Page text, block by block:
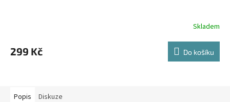
Skladem
299 Kč Do košíku
Popis Diskuze